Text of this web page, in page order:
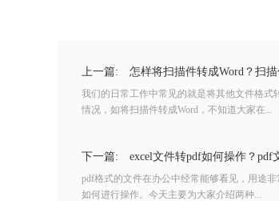
上一篇: 怎样将扫描件转成Word？扫
我们的日常工作中常见的就是将其他文件格式
情况，如将扫描件转成Word，不知道大家在...
下一篇: excel文件转pdf如何操作？pdf
pdf格式的文件在办公中经常能够看见，用途
如何进行操作。今天主要为大家介绍两种...